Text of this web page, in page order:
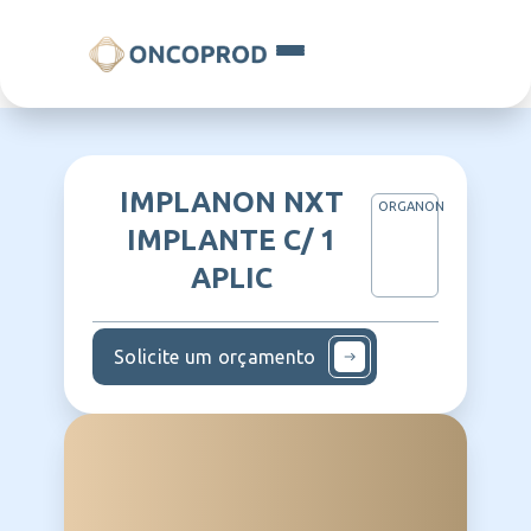
IMPLANON NXT
IMPLANTE C/ 1
APLIC
ORGANON
Solicite um orçamento